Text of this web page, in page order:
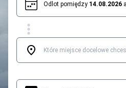
Odlot pomiędzy 14.08.2026 a